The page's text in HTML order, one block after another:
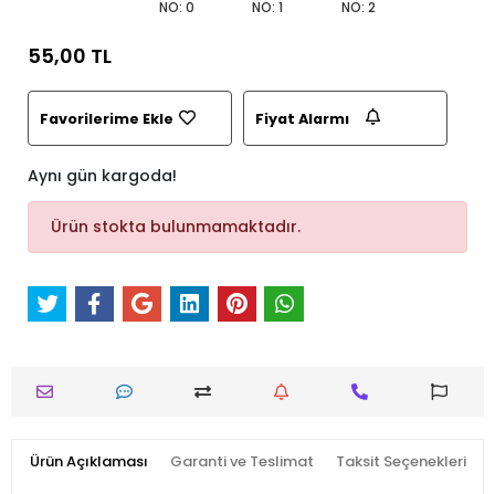
NO: 0 NO: 1 NO: 2
55,00 TL
Favorilerime Ekle Fiyat Alarmı
Aynı gün kargoda!
Ürün stokta bulunmamaktadır.
Ürün Açıklaması Garanti ve Teslimat Taksit Seçenekleri